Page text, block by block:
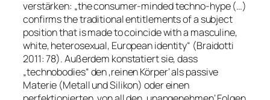
verstärken: „the consumer-minded techno-hype (…)
confirms the traditional entitlements of a subject
position that is made to coincide with a masculine,
white, heterosexual, European identity“ (Braidotti
2011: 78). Außerdem konstatiert sie, dass
„technobodies“ den ‚reinen Körper‘ als passive
Materie (Metall und Silikon) oder einen